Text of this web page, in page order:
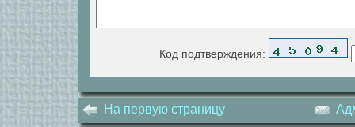
Код подтверждения:
На первую страницу